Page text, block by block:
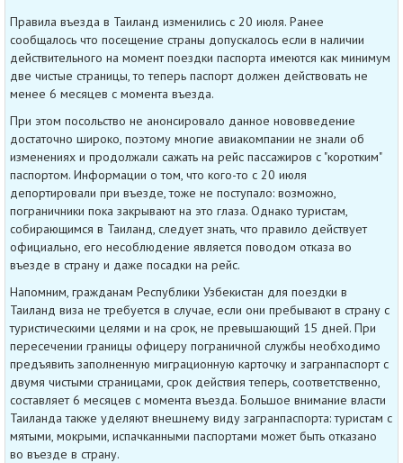
Правила въезда в Таиланд изменились с 20 июля. Ранее
сообщалось что посещение страны допускалось если в наличии
действительного на момент поездки паспорта имеются как минимум
две чистые страницы, то теперь паспорт должен действовать не
менее 6 месяцев с момента въезда.
При этом посольство не анонсировало данное нововведение
достаточно широко, поэтому многие авиакомпании не знали об
изменениях и продолжали сажать на рейс пассажиров с "коротким"
паспортом. Информации о том, что кого-то с 20 июля
депортировали при въезде, тоже не поступало: возможно,
пограничники пока закрывают на это глаза. Однако туристам,
собирающимся в Таиланд, следует знать, что правило действует
официально, его несоблюдение является поводом отказа во
въезде в страну и даже посадки на рейс.
Напомним, гражданам Республики Узбекистан для поездки в
Таиланд виза не требуется в случае, если они пребывают в страну с
туристическими целями и на срок, не превышающий 15 дней. При
пересечении границы офицеру пограничной службы необходимо
предъявить заполненную миграционную карточку и загранпаспорт с
двумя чистыми страницами, срок действия теперь, соответственно,
составляет 6 месяцев с момента въезда. Большое внимание власти
Таиланда также уделяют внешнему виду загранпаспорта: туристам с
мятыми, мокрыми, испачканными паспортами может быть отказано
во въезде в страну.